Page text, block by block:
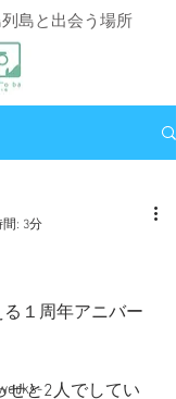
島と出会う場所
: 3分
１周年アニバー
せと2人でしてい